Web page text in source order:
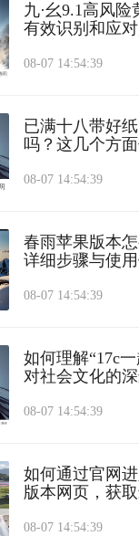
九·幺9.1高风
有效识别和应
08-07 14:54:39
已满十八带好
吗？这几个方
08-07 14:54:39
春雨苹果版本
详细步骤与使
08-07 14:54:39
如何理解“17c
对社会文化的
08-07 14:54:39
如何通过官网
版本网页，获
08-07 14:54:39